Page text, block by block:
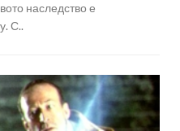
наследство е
С..